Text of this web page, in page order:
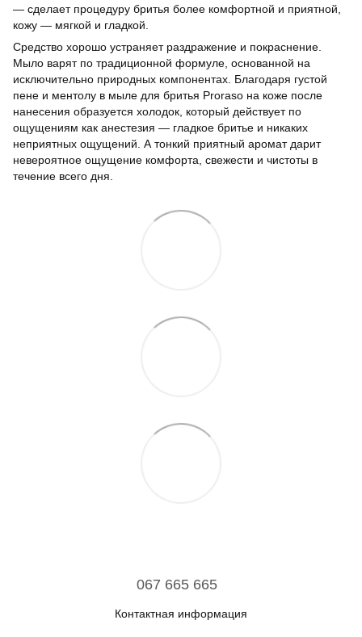
— сделает процедуру бритья более комфортной и приятной,
кожу — мягкой и гладкой.
Средство хорошо устраняет раздражение и покраснение.
Мыло варят по традиционной формуле, основанной на
исключительно природных компонентах. Благодаря густой
пене и ментолу в мыле для бритья Proraso на коже после
нанесения образуется холодок, который действует по
ощущениям как анестезия — гладкое бритье и никаких
неприятных ощущений. А тонкий приятный аромат дарит
невероятное ощущение комфорта, свежести и чистоты в
течение всего дня.
067 665 665
Контактная информация